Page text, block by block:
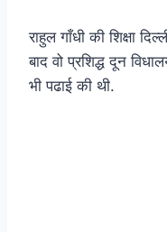
राहुल गाँधी की शिक्षा
बाद वो प्रशिद्ध दून
भी पढाई की थी.